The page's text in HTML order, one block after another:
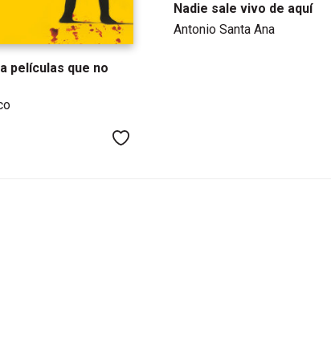
Nadie sale vivo de aquí
Antonio Santa Ana
películas que no